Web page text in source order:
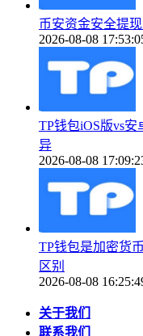
币安资金安全提
2026-08-08
TP钱包iOS版vs
异
2026-08-08
TP钱包是加密货
区别
2026-08-08
关于我们
联系我们